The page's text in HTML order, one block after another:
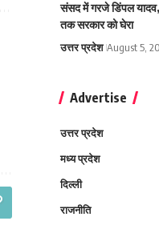
संसद में गरजे डिंपल यादव,
तक सरकार को घेरा
उत्तर प्रदेश August 5,
Advertise
उत्तर प्रदेश
मध्य प्रदेश
दिल्ली
राजनीति